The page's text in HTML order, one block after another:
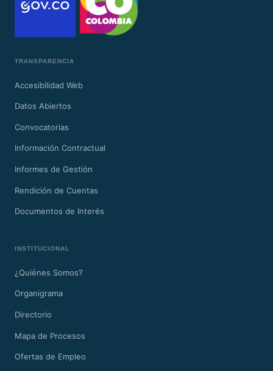
TRANSPARENCIA
Accesibilidad Web
Datos Abiertos
Convocatorias
Información Contractual
Informes de Gestión
Rendición de Cuentas
Documentos de Interés
INSTITUCIONAL
¿Quiénes Somos?
Organigrama
Directorio
Mapa de Procesos
Ofertas de Empleo